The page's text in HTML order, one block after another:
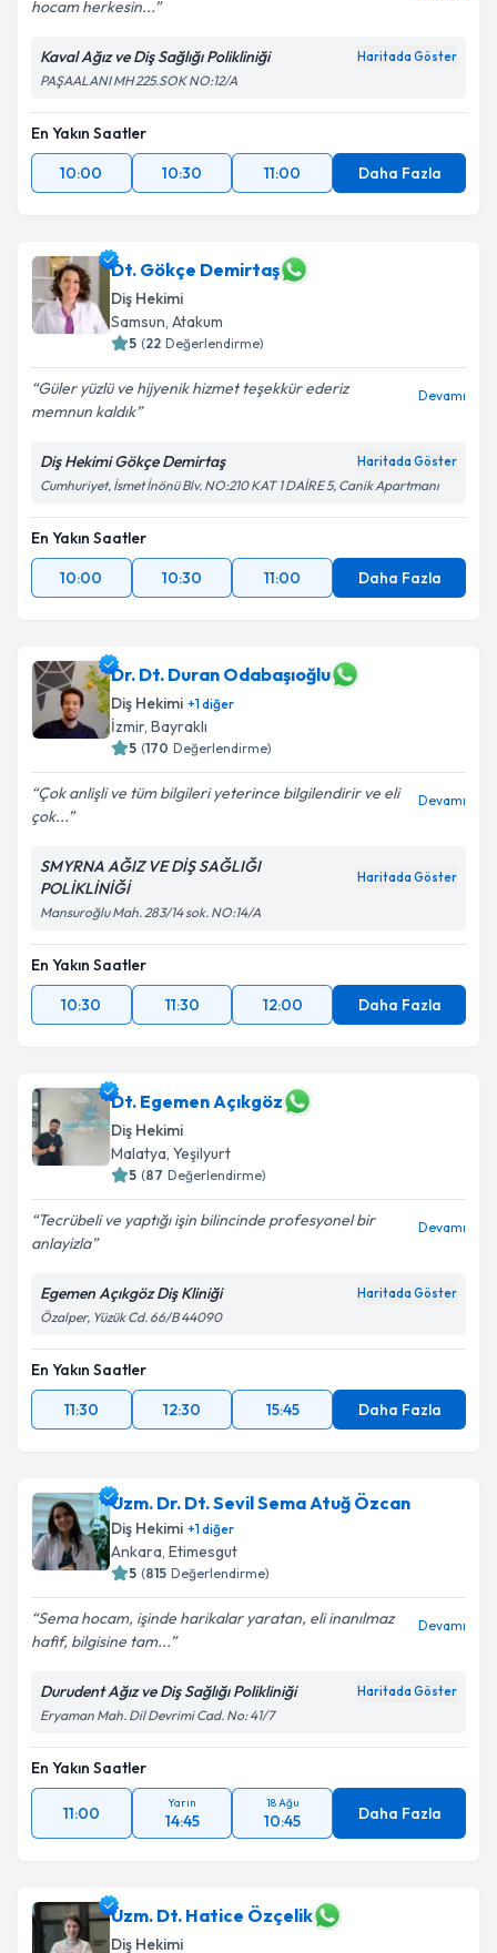
hocam herkesin...
Kaval Ağız ve Diş Sağlığı Polikliniği Haritada Göster
PAŞAALANI MH 225.SOK NO:12/A
En Yakın Saatler
10:00
10:30 11:00 Daha Fazla
Dt. Gökçe Demirtaş
Diş Hekimi
Samsun, Atakum
5 (22 Değerlendirme)
Güler yüzlü ve hijyenik hizmet teşekkür ederiz
memnun kaldık
Devamı
Diş Hekimi Gökçe Demirtaş Haritada Göster
Cumhuriyet, İsmet İnönü Blv. NO:210 KAT 1 DAİRE 5, Canik Apartmanı
En Yakın Saatler
10:00
10:30 11:00 Daha Fazla
Dr. Dt. Duran Odabaşıoğlu
Diş Hekimi +1diğer
İzmir, Bayraklı
5 (170 Değerlendirme)
Çok anlişli ve tüm bilgileri yeterince bilgilendirir ve eli
çok...
Devamı
SMYRNA AĞIZ VE DİŞ SAĞLIĞI
POLİKLİNİĞİ
Haritada Göster
Mansuroğlu Mah. 283/14 sok. NO:14/A
En Yakın Saatler
10:30
11:30 12:00 Daha Fazla
Dt. Egemen Açıkgöz
Diş Hekimi
Malatya, Yeşilyurt
5 (87 Değerlendirme)
Tecrübeli ve yaptığı işin bilincinde profesyonel bir
anlayizla
Devamı
Egemen Açıkgöz Diş Kliniği Haritada Göster
Özalper, Yüzük Cd. 66/B 44090
En Yakın Saatler
11:30
12:30 15:45 Daha Fazla
Uzm. Dr. Dt. Sevil Sema Atuğ Özcan
Diş Hekimi +1diğer
Ankara, Etimesgut
5 (815 Değerlendirme)
Sema hocam, işinde harikalar yaratan, eli inanılmaz
hafif, bilgisine tam...
Devamı
Durudent Ağız ve Diş Sağlığı Polikliniği Haritada Göster
Eryaman Mah. Dil Devrimi Cad. No: 41/7
En Yakın Saatler
11:00
Yarın
14:45
18 Ağu
10:45 Daha Fazla
Uzm. Dt. Hatice Özçelik
Diş Hekimi